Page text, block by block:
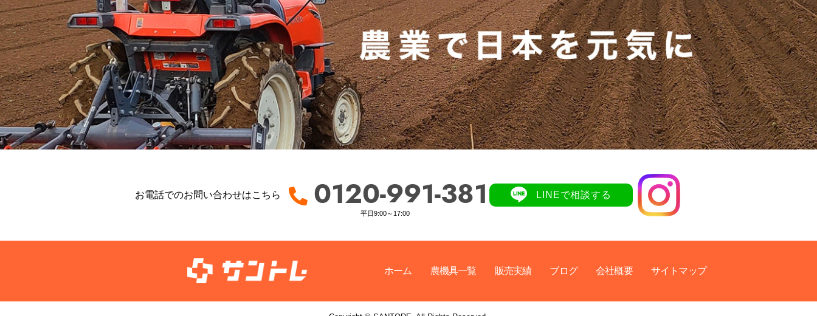
お電話でのお問い合わせはこちら 0120-991-381
平日9:00～17:00
LINEで相談する
ホーム 農機具一覧 販売実績 ブログ 会社概要 サイトマップ